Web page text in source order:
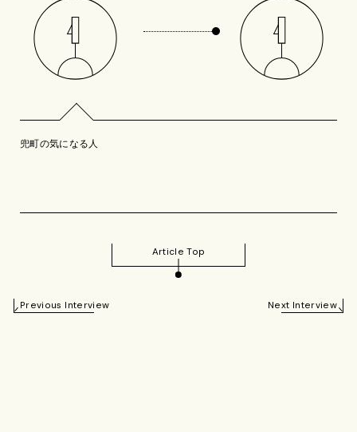
兜町の気になる人
Article Top
Previous Interview Next Interview